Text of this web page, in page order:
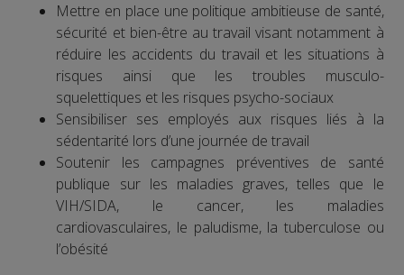
Mettre en place une politique ambitieuse de santé,
sécurité et bien-être au travail visant notamment à
réduire les accidents du travail et les situations à
risques ainsi que les troubles musculo-
squelettiques et les risques psycho-sociaux
Sensibiliser ses employés aux risques liés à la
sédentarité lors d’une journée de travail
Soutenir les campagnes préventives de santé
publique sur les maladies graves, telles que le
VIH/SIDA, le cancer, les maladies
cardiovasculaires, le paludisme, la tuberculose ou
l’obésité